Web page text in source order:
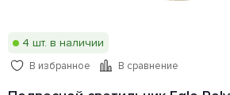
4 шт. в наличии
В избранное В сравнение